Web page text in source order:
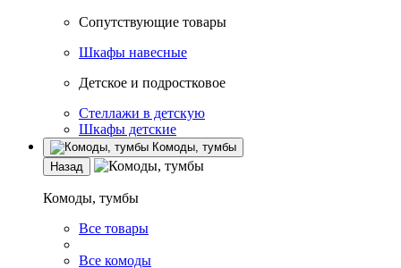
Сопутствующие товары
Шкафы навесные
Детское и подростковое
Стеллажи в детскую
Шкафы детские
Комоды, тумбы
Назад
Комоды, тумбы
Все товары
Все комоды